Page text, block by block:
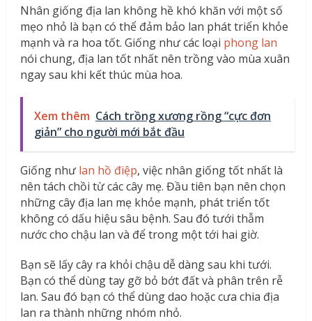
Nhân giống địa lan không hề khó khăn với một số
mẹo nhỏ là bạn có thể đảm bảo lan phát triển khỏe
mạnh và ra hoa tốt. Giống như các loại phong lan
nói chung, địa lan tốt nhất nên trồng vào mùa xuân
ngay sau khi kết thúc mùa hoa.
Xem thêm Cách trồng xương rồng “cực đơn
giản” cho người mới bắt đầu
Giống như lan hồ điệp, việc nhân giống tốt nhất là
nên tách chồi từ các cây mẹ. Đầu tiên bạn nên chọn
những cây địa lan mẹ khỏe mạnh, phát triển tốt
không có dấu hiệu sâu bệnh. Sau đó tưới thẫm
nước cho chậu lan và để trong một tới hai giờ.
Bạn sẽ lấy cây ra khỏi chậu dễ dàng sau khi tưới.
Bạn có thể dùng tay gỡ bỏ bớt đất và phân trên rễ
lan. Sau đó bạn có thể dùng dao hoặc cưa chia địa
lan ra thành những nhóm nhỏ.